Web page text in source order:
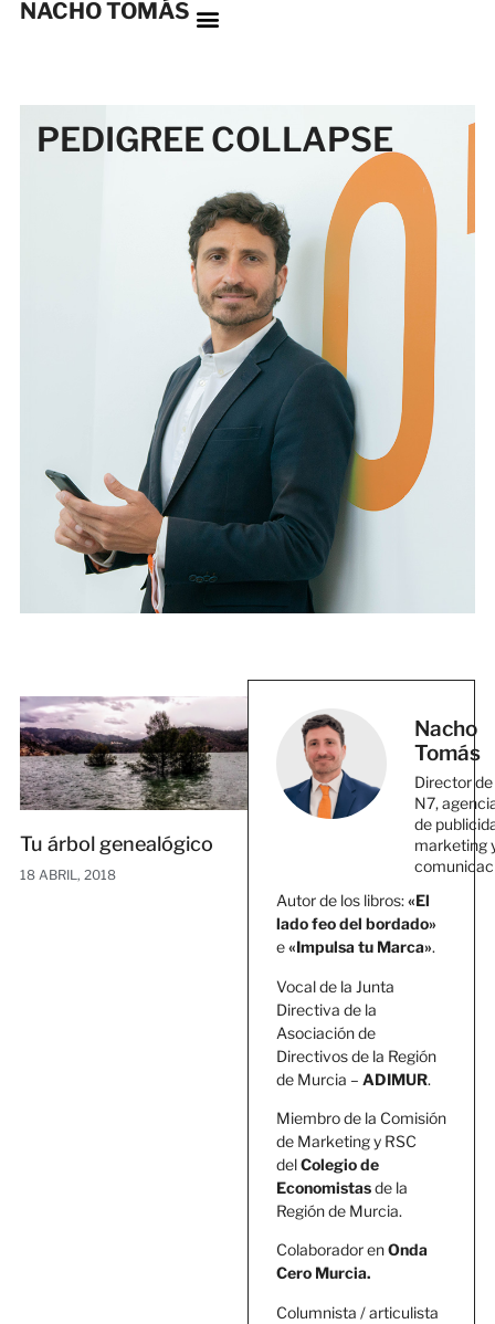
NACHO TOMÁS
PEDIGREE COLLAPSE
Tu árbol genealógico
18 ABRIL, 2018
Nacho
Tomás
Director de
N7,
de
marketing
Autor de los libros:«El
lado feo del bordado»
e«Impulsa tu Marca».
Vocal de la Junta
Directiva de la
Asociación de
Directivos de la Región
de Murcia – ADIMUR.
Miembro de la Comisión
de Marketing y RSC
delColegio de
Economistasde la
Región de Murcia.
Colaborador enOnda
Cero Murcia.
Columnista / articulista